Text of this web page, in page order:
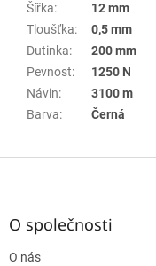
Šířka:
12 mm
Tloušťka:
0,5 mm
Dutinka:
200 mm
Pevnost:
1250 N
Návin:
3100 m
Barva: Černá
Z
O společnosti
O nás